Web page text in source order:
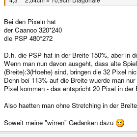
Bei den Pixeln hat
der Caanoo 320*240
die PSP 480*272
D.h. die PSP hat in der Breite 150%, aber in
Wenn man nun davon ausgeht, dass alte
(Breite):3(Hoehe) sind, bringen die 32 Pixel
Denn bei 113% auf die Breite wuerde man
Pixel kommen - das entspricht 20 Pixel in der
Also haetten man ohne Stretching in der
Soweit meine "wirren" Gedanken dazu